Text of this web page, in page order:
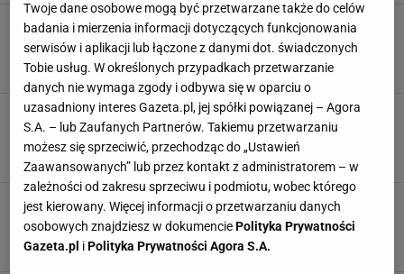
Masz tylko 5 sekund. Wybierz przekąskę do
filmu, a dowiesz się, co cię wyróżnia
CECHY CHARAKTERU CECHY OSOBOWOŚCI PSYCHOTEST
Wybierz tylko jeden tort. Pierwsze 3 sekundy
mogą powiedzieć o tobie więcej niż długi test
CECHY CHARAKTERU CECHY OSOBOWOŚCI PSYCHOTEST
Nie analizuj, tylko wybierz owoc. Właśnie wtedy
wynik bywa najbardziej zaskakujący
CECHY CHARAKTERU CECHY OSOBOWOŚCI
Twoje dane osobowe mogą być przetwarzane także do celów
badania i mierzenia informacji dotyczących funkcjonowania
serwisów i aplikacji lub łączone z danymi dot. świadczonych
Tobie usług. W określonych przypadkach przetwarzanie
danych nie wymaga zgody i odbywa się w oparciu o
uzasadniony interes Gazeta.pl, jej spółki powiązanej – Agora
S.A. – lub Zaufanych Partnerów. Takiemu przetwarzaniu
możesz się sprzeciwić, przechodząc do „Ustawień
Zaawansowanych” lub przez kontakt z administratorem – w
zależności od zakresu sprzeciwu i podmiotu, wobec którego
jest kierowany. Więcej informacji o przetwarzaniu danych
osobowych znajdziesz w dokumencie Polityka Prywatności
Gazeta.pl i Polityka Prywatności Agora S.A.